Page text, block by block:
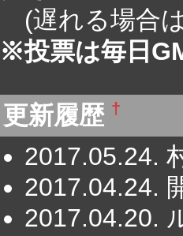
(遅れる場合
※投票は毎日
更新履歴 †
2017.05.24.
2017.04.24.
2017.04.20.